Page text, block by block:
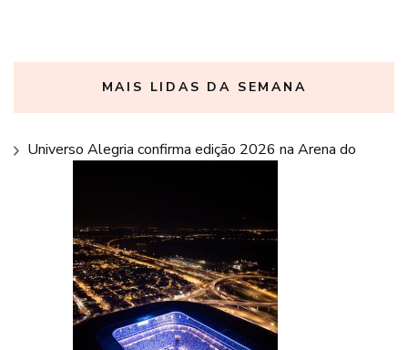
MAIS LIDAS DA SEMANA
Universo Alegria confirma edição 2026 na Arena do